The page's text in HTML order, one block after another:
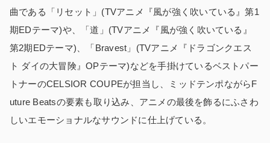
曲である「リセット」(TVアニメ『風が強く吹いている』第1
期EDテーマ)や、「道」(TVアニメ『風が強く吹いている』
第2期EDテーマ)、「Bravest」(TVアニメ『ドラゴンクエス
ト ダイの大冒険』OPテーマ)などを手掛けているベストパー
トナーのCELSIOR COUPEが担当し、ミッドテンポながらF
uture Beatsの要素も取り込み、アニメの最後を飾るにふさわ
しいエモーショナルなサウンドに仕上げている。